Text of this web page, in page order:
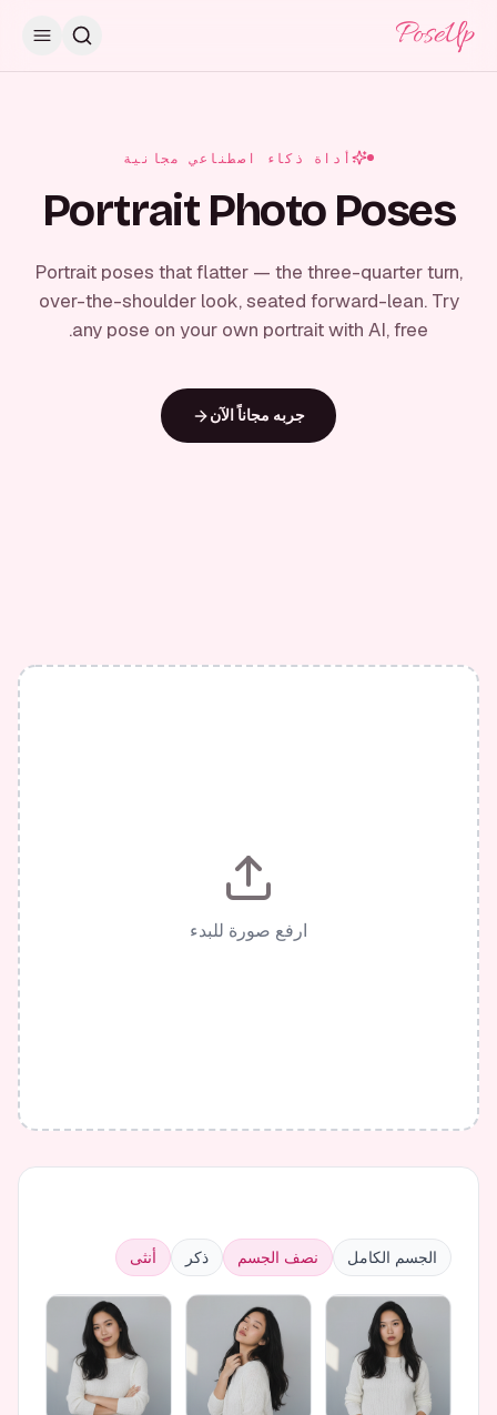
PoseUp
أداة ذكاء اصطناعي مجانية
Portrait Photo Poses
Portrait poses that flatter — the three-quarter turn,
over-the-shoulder look, seated forward-lean. Try
any pose on your own portrait with AI, free.
جربه مجاناً الآن
ارفع صورة للبدء
الجسم الكامل نصف الجسم ذكر أنثى